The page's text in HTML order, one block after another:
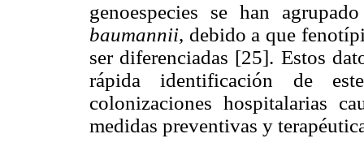
genoespecies se han
baumannii, debido a que
ser diferenciadas [25]. Estos
rápida identificación de
colonizaciones hospitalarias
medidas preventivas y